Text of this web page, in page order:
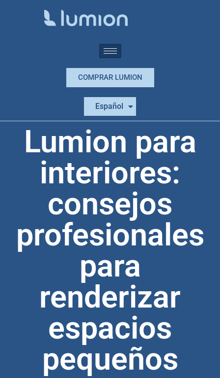
COMPRAR LUMION
Español
English
Lumion para
interiores:
consejos
profesionales
para
renderizar
espacios
pequeños